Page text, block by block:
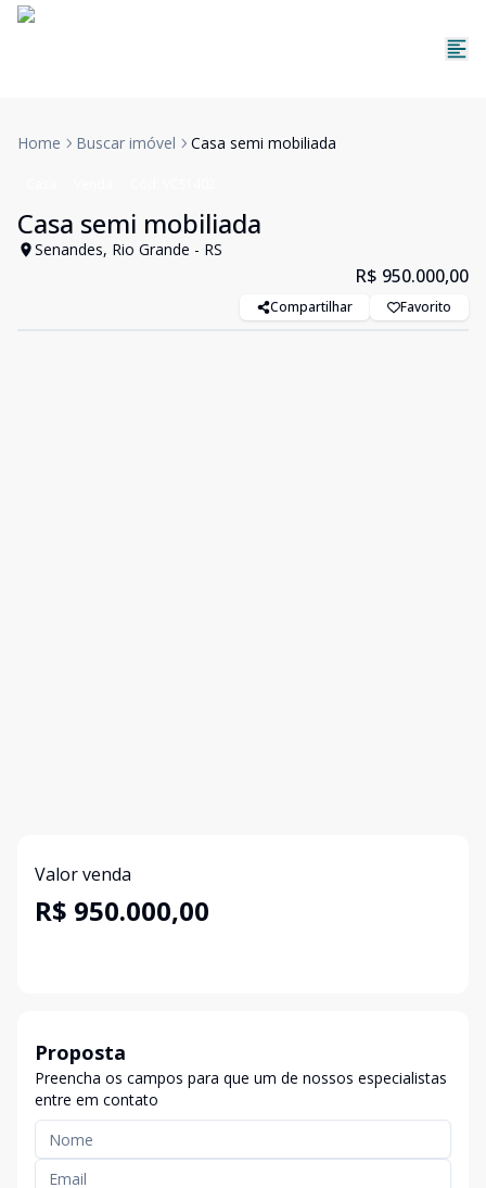
Home Buscar imóvel Casa semi mobiliada
Casa semi mobiliada
Senandes, Rio Grande - RS
R$ 950.000,00
Compartilhar Favorito
Valor venda
R$ 950.000,00
Proposta
Preencha os campos para que um de nossos especialistas
entre em contato